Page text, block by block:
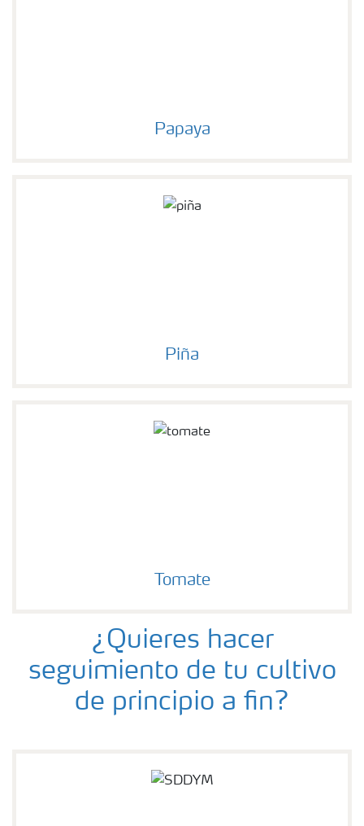
Papaya
Piña
Tomate
¿Quieres hacer
seguimiento de tu cultivo
de principio a fin?